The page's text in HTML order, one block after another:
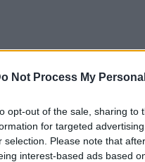
Not Process My
opt-out of the sale, sharing
for targeted
selection. Please note that
interest-based ads based
να γιορτάζουν